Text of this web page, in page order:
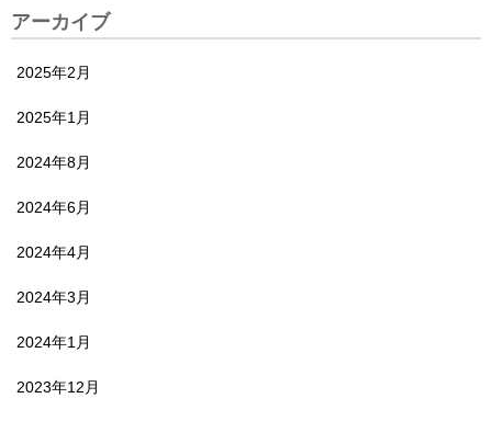
アーカイブ
2025年2月
2025年1月
2024年8月
2024年6月
2024年4月
2024年3月
2024年1月
2023年12月